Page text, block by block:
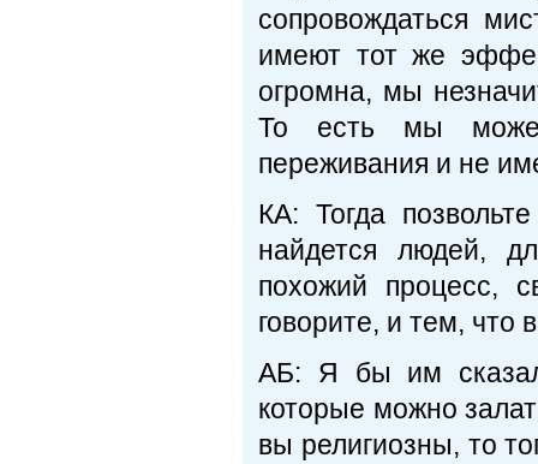
сопровождаться
имеют тот же
огромна, мы
То есть мы
переживания и не
КА: Тогда
найдется людей,
похожий процесс,
говорите, и тем, что
АБ: Я бы им
которые можно
вы религиозны, то